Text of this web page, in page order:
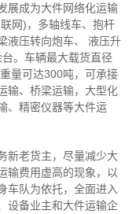
展成为大件网络化运输
网)，多轴线车、抱杆
液压转向炮车、 液压升
。车辆最大载货直径
量可达300吨，可承接
输、桥梁运输，大型化
、精密仪器等大件运
新老货主，尽量减少大
输费用虚高的现象，以
车队为依托，全面进入
设备业主和大件运输企